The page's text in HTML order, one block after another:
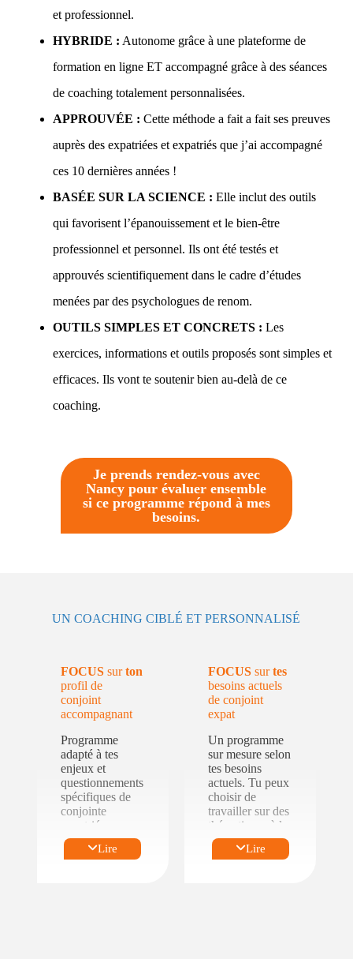
et professionnel.
HYBRIDE : Autonome grâce à une plateforme de
formation en ligne ET accompagné grâce à des séances
de coaching totalement personnalisées.
APPROUVÉE : Cette méthode a fait a fait ses preuves
auprès des expatriées et expatriés que j’ai accompagné
ces 10 dernières années !
BASÉE SUR LA SCIENCE : Elle inclut des outils
qui favorisent l’épanouissement et le bien-être
professionnel et personnel. Ils ont été testés et
approuvés scientifiquement dans le cadre d’études
menées par des psychologues de renom.
OUTILS SIMPLES ET CONCRETS : Les
exercices, informations et outils proposés sont simples et
efficaces. Ils vont te soutenir bien au-delà de ce
coaching.
Je prends rendez-vous avec
Nancy pour évaluer ensemble
si ce programme répond à mes
besoins.
UN COACHING CIBLÉ ET PERSONNALISÉ
FOCUSsurton
profil de
conjoint
accompagnant
Programme
adapté à tes
enjeux et
questionnements
spécifiques de
conjointe
expatriée ou
conjoint
accompagnant :
Lire
FOCUSsurtes
besoins actuels
de conjoint
expat
Un programme
sur mesure selon
tes besoins
actuels. Tu peux
choisir de
travailler sur des
thématiques à la
carte proposées
en complément
Lire